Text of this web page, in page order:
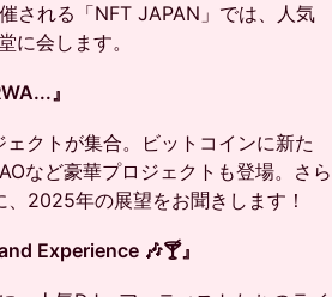
される「NFT JAPAN」では、人気
に会します。
』
クトが集合。ビットコインに新た
など豪華プロジェクトも登場。さら
2025年の展望をお聞きします！
Experience 🎶🍸』